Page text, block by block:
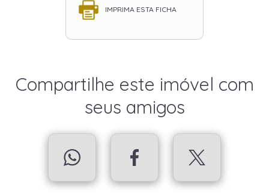
IMPRIMA ESTA FICHA
Compartilhe este imóvel com
seus amigos